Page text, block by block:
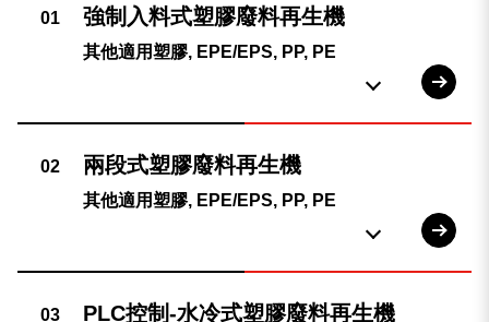
其他適用塑膠, EPE/EPS, PP, PE
其他適用塑膠, EPE/EPS, PP, PE